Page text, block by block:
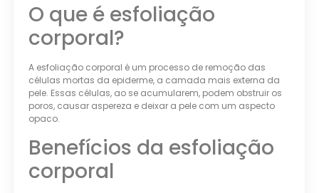
O que é esfoliação
corporal?
A esfoliação corporal é um processo de remoção das
células mortas da epiderme, a camada mais externa da
pele. Essas células, ao se acumularem, podem obstruir os
poros, causar aspereza e deixar a pele com um aspecto
opaco.
Benefícios da esfoliação
corporal